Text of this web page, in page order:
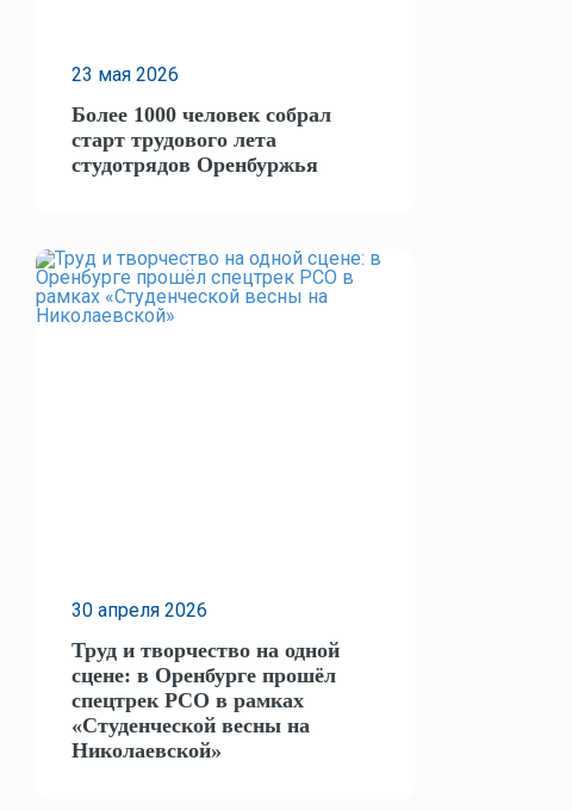
23 мая 2026
​Более 1000 человек собрал
старт трудового лета
студотрядов Оренбуржья
30 апреля 2026
Труд и творчество на одной
сцене: в Оренбурге прошёл
спецтрек РСО в рамках
«Студенческой весны на
Николаевской»